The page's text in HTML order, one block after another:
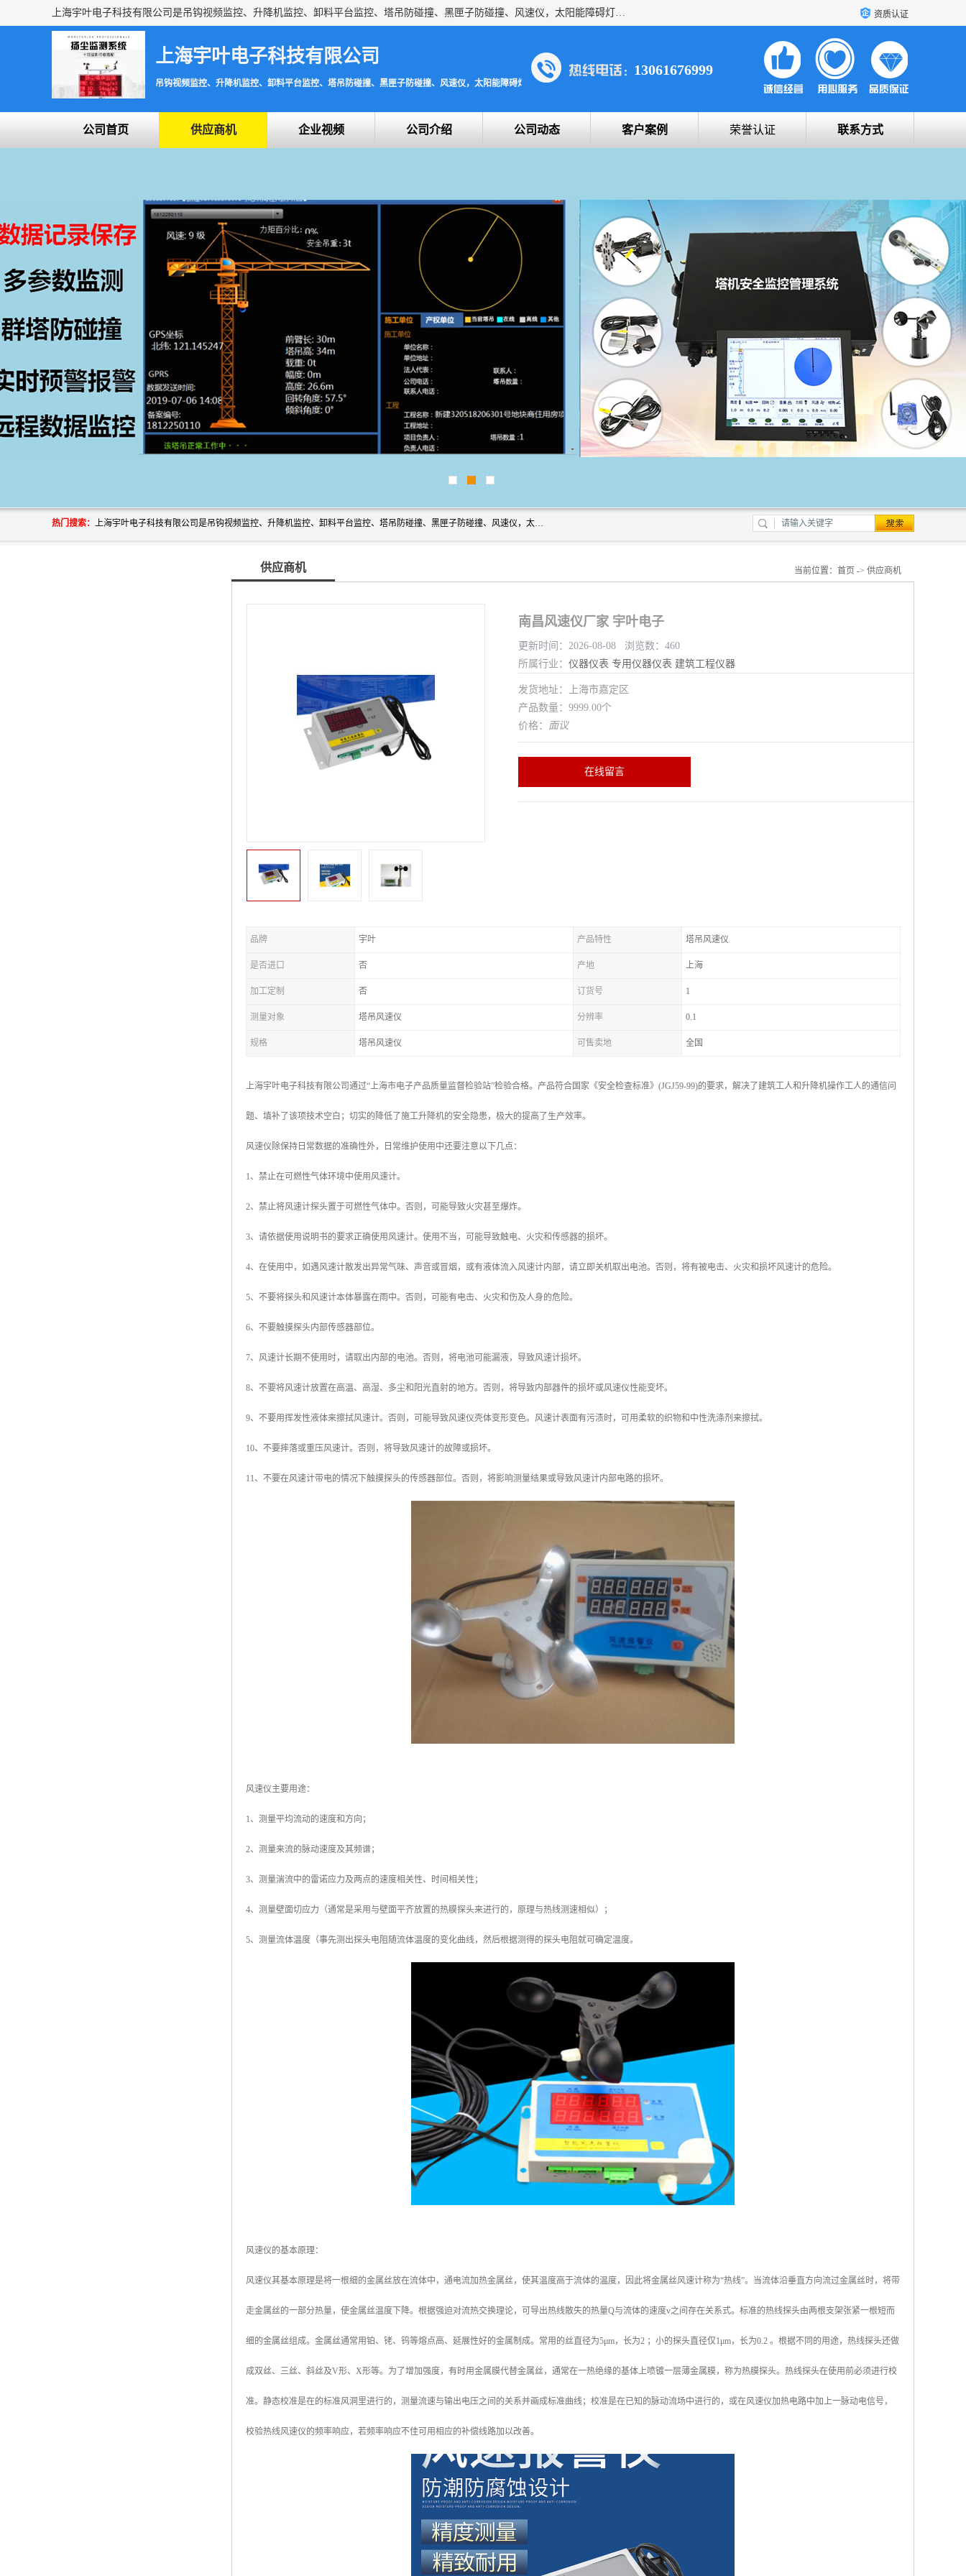
上海宇叶电子科技有限公司是吊钩视频监控、升降机监控、卸料平台监控、塔吊防碰撞、黑匣子防碰撞、风速仪，太阳能障碍灯安全提示灯等一系列升降机的常用配件产品专业研发生产加工的公司，拥有完整、科学的质量管理体系。 资质认证
上海宇叶电子科技有限公司
吊钩视频监控、升降机监控、卸料平台监控、塔吊防碰撞、黑匣子防碰撞、风速仪，太阳能障碍灯安全提示灯
13061676999
公司首页 供应商机 企业视频 公司介绍 公司动态 客户案例 荣誉认证 联系方式
热门搜索： 上海宇叶电子科技有限公司是吊钩视频监控、升降机监控、卸料平台监控、塔吊防碰撞、黑匣子防碰撞、风速仪，太阳能障碍灯安全提示灯等一系列升降机的常用配件产品专业研发生产加工的公司，拥有完整、科学的质量管理体系。
供应商机 当前位置： 首页 -> 供应商机
南昌风速仪厂家 宇叶电子
更新时间：2026-08-08 浏览数：460
所属行业： 仪器仪表 专用仪器仪表 建筑工程仪器
发货地址：上海市嘉定区
产品数量：9999.00个
价格： 面议
在线留言
品牌 宇叶 产品特性 塔吊风速仪
是否进口 否 产地 上海
加工定制 否 订货号 1
测量对象 塔吊风速仪 分辨率 0.1
规格 塔吊风速仪 可售卖地 全国
上海宇叶电子科技有限公司通过“上海市电子产品质量监督检验站”检验合格。产品符合国家《安全检查标准》(JGJ59-99)的要求，解决了建筑工人和升降机操作工人的通信问
题、填补了该项技术空白；切实的降低了施工升降机的安全隐患，极大的提高了生产效率。
风速仪除保持日常数据的准确性外，日常维护使用中还要注意以下几点：
1、禁止在可燃性气体环境中使用风速计。
2、禁止将风速计探头置于可燃性气体中。否则，可能导致火灾甚至爆炸。
3、请依据使用说明书的要求正确使用风速计。使用不当，可能导致触电、火灾和传感器的损坏。
4、在使用中，如遇风速计散发出异常气味、声音或冒烟，或有液体流入风速计内部，请立即关机取出电池。否则，将有被电击、火灾和损坏风速计的危险。
5、不要将探头和风速计本体暴露在雨中。否则，可能有电击、火灾和伤及人身的危险。
6、不要触摸探头内部传感器部位。
7、风速计长期不使用时，请取出内部的电池。否则，将电池可能漏液，导致风速计损坏。
8、不要将风速计放置在高温、高湿、多尘和阳光直射的地方。否则，将导致内部器件的损坏或风速仪性能变坏。
9、不要用挥发性液体来擦拭风速计。否则，可能导致风速仪壳体变形变色。风速计表面有污渍时，可用柔软的织物和中性洗涤剂来擦拭。
10、不要摔落或重压风速计。否则，将导致风速计的故障或损坏。
11、不要在风速计带电的情况下触摸探头的传感器部位。否则，将影响测量结果或导致风速计内部电路的损坏。
风速仪主要用途：
1、测量平均流动的速度和方向；
2、测量来流的脉动速度及其频谱；
3、测量湍流中的雷诺应力及两点的速度相关性、时间相关性；
4、测量壁面切应力（通常是采用与壁面平齐放置的热膜探头来进行的，原理与热线测速相似）；
5、测量流体温度（事先测出探头电阻随流体温度的变化曲线，然后根据测得的探头电阻就可确定温度。
风速仪的基本原理：
风速仪其基本原理是将一根细的金属丝放在流体中，通电流加热金属丝，使其温度高于流体的温度，因此将金属丝风速计称为“热线”。当流体沿垂直方向流过金属丝时，将带
走金属丝的一部分热量，使金属丝温度下降。根据强迫对流热交换理论，可导出热线散失的热量Q与流体的速度v之间存在关系式。标准的热线探头由两根支架张紧一根短而
细的金属丝组成。金属丝通常用铂、铑、钨等熔点高、延展性好的金属制成。常用的丝直径为5μm，长为2 ；小的探头直径仅1μm，长为0.2 。根据不同的用途，热线探头还做
成双丝、三丝、斜丝及V形、X形等。为了增加强度，有时用金属膜代替金属丝，通常在一热绝缘的基体上喷镀一层薄金属膜，称为热膜探头。热线探头在使用前必须进行校
准。静态校准是在的标准风洞里进行的，测量流速与输出电压之间的关系并画成标准曲线；校准是在已知的脉动流场中进行的，或在风速仪加热电路中加上一脉动电信号，
校验热线风速仪的频率响应，若频率响应不佳可用相应的补偿线路加以改善。